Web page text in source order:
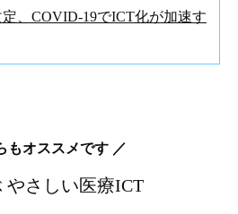
、COVID-19でICT化が加速す
もオススメです ／
やさしい医療ICT